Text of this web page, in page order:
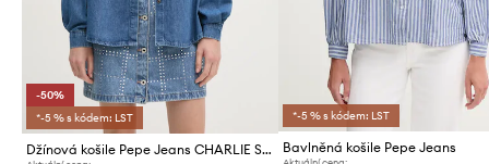
-50%
*-5 % s kódem: LST
Džínová košile Pepe Jeans CHARLIE SPARKLE
*-5 % s kódem: LST
Bavlněná košile Pepe Jeans